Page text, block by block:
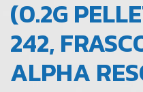
(0.2G
242,
ALPHA